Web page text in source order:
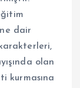
dair
olan
kurmasına